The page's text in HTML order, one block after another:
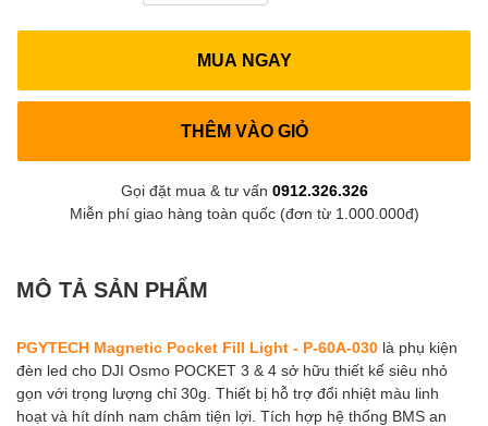
MUA NGAY
THÊM VÀO GIỎ
Gọi đặt mua & tư vấn 0912.326.326
Miễn phí giao hàng toàn quốc (đơn từ 1.000.000đ)
MÔ TẢ SẢN PHẨM
PGYTECH Magnetic Pocket Fill Light - P-60A-030 là phụ kiện
đèn led cho DJI Osmo POCKET 3 & 4 sở hữu thiết kế siêu nhỏ
gọn với trọng lượng chỉ 30g. Thiết bị hỗ trợ đổi nhiệt màu linh
hoạt và hít dính nam châm tiện lợi. Tích hợp hệ thống BMS an